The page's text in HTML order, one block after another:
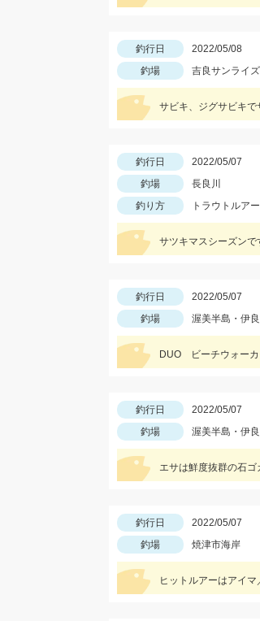
釣行日 2022/05/08
釣場
吉良サンライ
サビキ、ジグサビキで
釣行日 2022/05/07
釣場
長良川
釣り方
トラウトルアー
サツキマスシーズンで
釣行日 2022/05/07
釣場
渥美半島・伊
DUO ビーチウォー
釣行日 2022/05/07
釣場
渥美半島・伊
エサは鮮度抜群の石ゴ
釣行日 2022/05/07
釣場
焼津市海岸
ヒットルアーはアイ